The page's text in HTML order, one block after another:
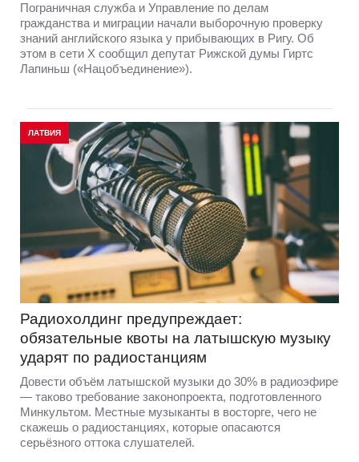
Пограничная служба и Управление по делам
гражданства и миграции начали выборочную проверку
знаний английского языка у прибывающих в Ригу. Об
этом в сети Х сообщил депутат Рижской думы Гиртс
Лапиньш («Нацобъединение»).
ЛАТВИЯ
Радиохолдинг предупреждает:
обязательные квоты на латышскую музыку
ударят по радиостанциям
Довести объём латышской музыки до 30% в радиоэфире
— таково требование законопроекта, подготовленного
Минкультом. Местные музыканты в восторге, чего не
скажешь о радиостанциях, которые опасаются
серьёзного оттока слушателей.